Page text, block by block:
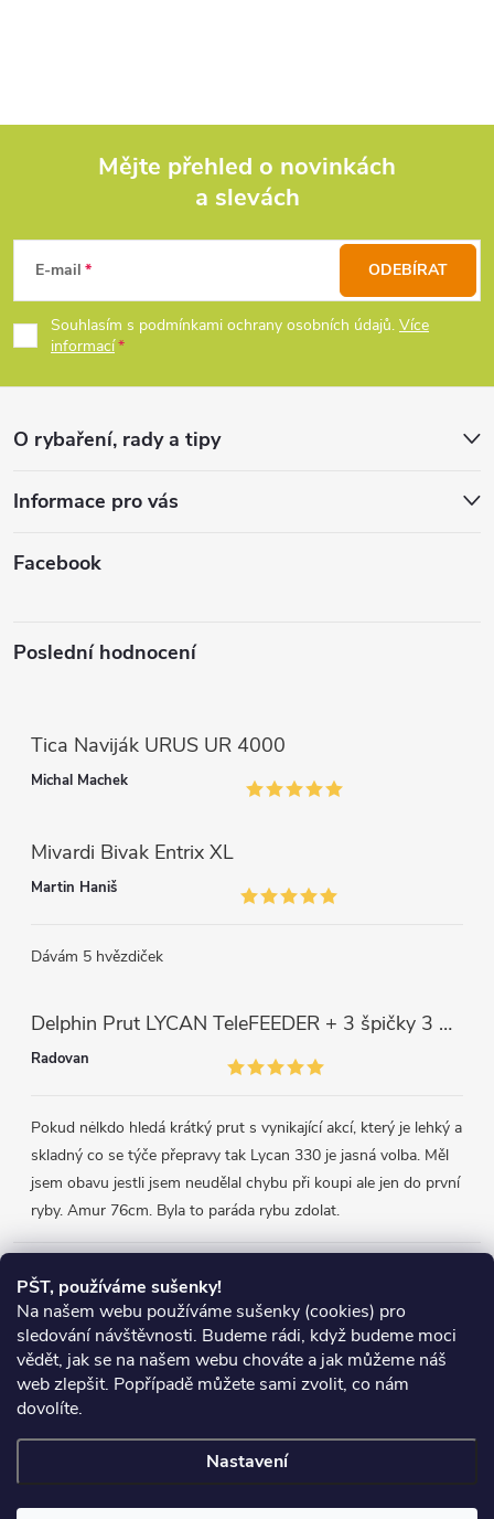
PŠT, používáme sušenky!
Na našem webu používáme sušenky (cookies) pro
sledování návštěvnosti. Budeme rádi, když budeme moci
vědět, jak se na našem webu chováte a jak můžeme náš
web zlepšit. Popřípadě můžete sami zvolit, co nám
dovolíte.
Nastavení
á
c
í
p
r
v
y
v
p
s
u
p
a
Mějte přehled o novinkách
a slevách
E-mail
Souhlasím s podmínkami ochrany osobních údajů. Více
informací
ODEBÍRAT
O rybaření, rady a tipy
Informace pro vás
Facebook
Poslední hodnocení
Tica Naviják URUS UR 4000
Michal Machek
Mivardi Bivak Entrix XL
Martin Haniš
Dávám 5 hvězdiček
Delphin Prut LYCAN TeleFEEDER + 3 špičky 3 m, 80 g
Radovan
Pokud nėlkdo hledá krátký prut s vynikající akcí, který je lehký a
skladný co se týče přepravy tak Lycan 330 je jasná volba. Měl
jsem obavu jestli jsem neudělal chybu při koupi ale jen do první
ryby. Amur 76cm. Byla to paráda rybu zdolat.
Přijímáme online platby
Heureka.cz Obchodní podmínky
Reklamace
Copyright 2026Chyť si rybu. Všechna práva vyhrazena.